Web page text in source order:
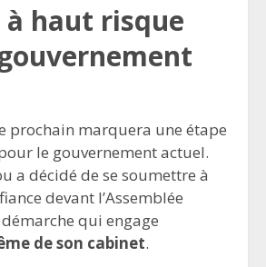
à haut risque
prochain marquera une étape
le gouvernement actuel.
a décidé de se soumettre à
devant l’Assemblée
qui engage
de son cabinet.